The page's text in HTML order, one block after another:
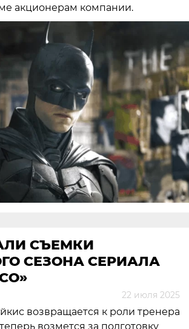
акционерам компании.
СЪЕМКИ
СЕЗОНА СЕРИАЛА
22 июля 2025
возвращается к роли тренера
возмется за подготовку